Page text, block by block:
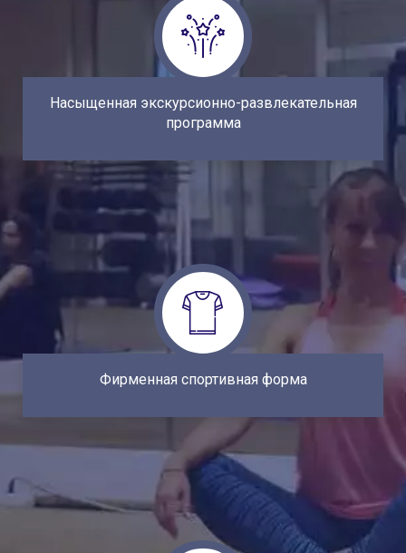
Насыщенная экскурсионно-развлекательная
программа
Чехии, дает возможность изучения исторически
важных мест и знакомства с архитектурой и
памятниками искусства. Наши кураторы
позаботятся о досуге.
Фирменная спортивная форма
Всем участникам программы выдается
фирменная спортивная форма (шорты, футболка
и поло) от компании Nike с логотипом MCM.
Наша спортивная форма разработана
специально для студентов МСМ и является
об участии в программе.
50 часов интерактивных занятий английского